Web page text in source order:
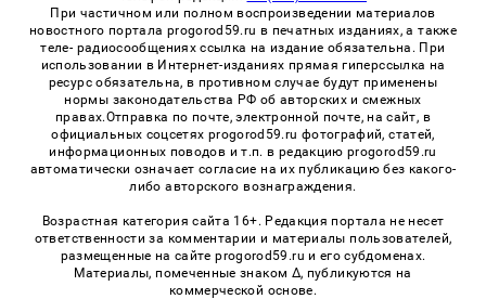
При частичном или полном воспроизведении материалов
новостного портала progorod59.ru в печатных изданиях, а также
теле- радиосообщениях ссылка на издание обязательна. При
использовании в Интернет-изданиях прямая гиперссылка на
ресурс обязательна, в противном случае будут применены
нормы законодательства РФ об авторских и смежных
правах.Отправка по почте, электронной почте, на сайт, в
официальных соцсетях progorod59.ru фотографий, статей,
информационных поводов и т.п. в редакцию progorod59.ru
автоматически означает согласие на их публикацию без какого-
либо авторского вознаграждения.
Возрастная категория сайта 16+. Редакция портала не несет
ответственности за комментарии и материалы пользователей,
размещенные на сайте progorod59.ru и его субдоменах.
Материалы, помеченные знаком Δ, публикуются на
коммерческой основе.